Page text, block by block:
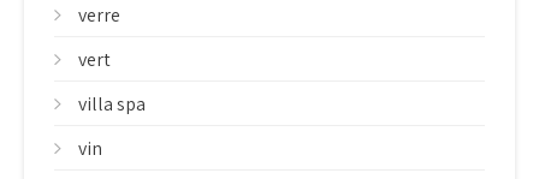
verre
vert
villa spa
vin